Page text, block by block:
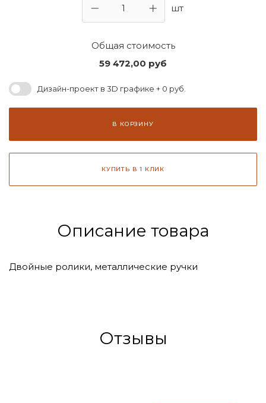
шт
Общая стоимость
59 472,00 руб
Дизайн-проект в 3D графике + 0 руб.
В КОРЗИНУ
КУПИТЬ В 1 КЛИК
Описание товара
Двойные ролики, металлические ручки
Отзывы